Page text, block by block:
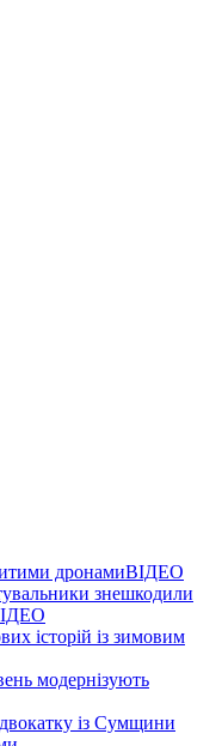
дронамиВІДЕО
знешкодили
історій із зимовим
модернізують
із Сумщини